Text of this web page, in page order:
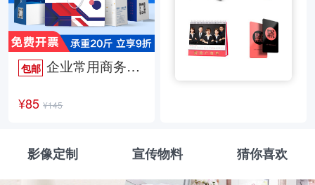
包邮 企业常用商务手提袋
¥85 ¥145
影像定制 宣传物料 猜你喜欢